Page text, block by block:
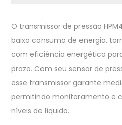
O transmissor de pressão
baixo consumo de energia,
com eficiência energética
prazo. Com seu sensor de
esse transmissor garante
permitindo monitoramento e
níveis de líquido.